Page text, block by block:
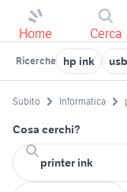
Home Cerca
Ricerche hp ink
Subito Informatica
Cosa cerchi?